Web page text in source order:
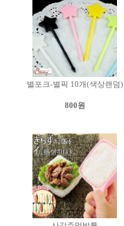
별포크-별픽 10개(색상랜덤)
800원